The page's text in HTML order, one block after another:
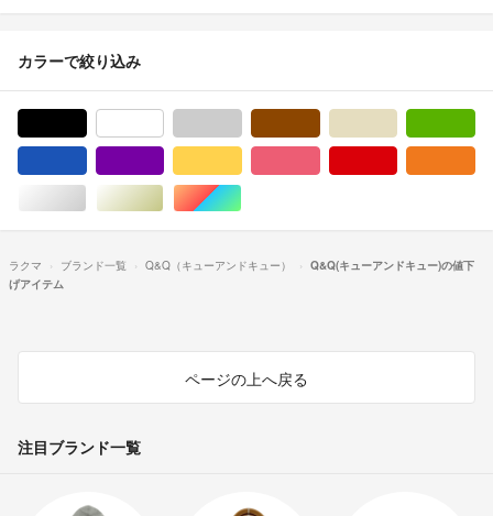
カラーで絞り込み
シルバー/銀色系ゴールド/金色系マルチカラー
ラクマ ブランド一覧 Q&Q（キューアンドキュー）
Q&Q(キューアンドキュー)の値下
げアイテム
ページの上へ戻る
注目ブランド一覧